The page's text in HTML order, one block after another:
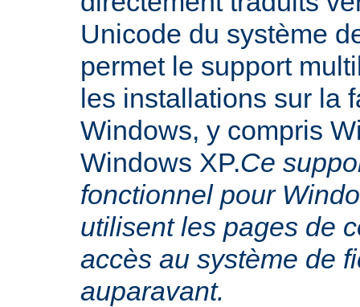
Unicode du système
permet le support
les installations sur la
Windows, y compris
Windows XP.Ce
fonctionnel pour
utilisent les pages de
accès au système de
auparavant.